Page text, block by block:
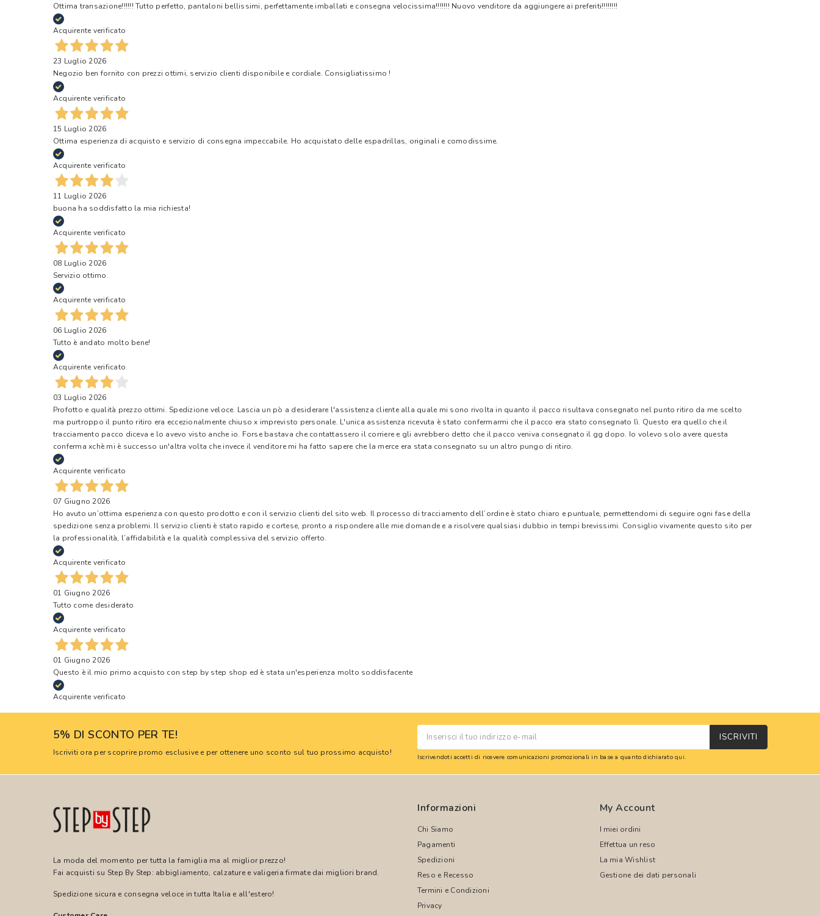
Ottima transazione!!!!!! Tutto perfetto, pantaloni bellissimi, perfettamente imballati e consegna velocissima!!!!!!! Nuovo venditore da aggiungere ai preferiti!!!!!!!!
Acquirente verificato
23 Luglio 2026
Negozio ben fornito con prezzi ottimi, servizio clienti disponibile e cordiale. Consigliatissimo !
Acquirente verificato
15 Luglio 2026
Ottima esperienza di acquisto e servizio di consegna impeccabile. Ho acquistato delle espadrillas, originali e comodissime.
Acquirente verificato
11 Luglio 2026
buona ha soddisfatto la mia richiesta!
Acquirente verificato
08 Luglio 2026
Servizio ottimo.
Acquirente verificato
06 Luglio 2026
Tutto è andato molto bene!
Acquirente verificato
03 Luglio 2026
Profotto e qualità prezzo ottimi. Spedizione veloce. Lascia un pò a desiderare l'assistenza cliente alla quale mi sono rivolta in quanto il pacco risultava consegnato nel punto ritiro da me scelto
ma purtroppo il punto ritiro era eccezionalmente chiuso x imprevisto personale. L'unica assistenza ricevuta è stato confermarmi che il pacco era stato consegnato lì. Questo era quello che il
tracciamento pacco diceva e lo avevo visto anche io. Forse bastava che contattassero il corriere e gli avrebbero detto che il pacco veniva consegnato il gg dopo. Io volevo solo avere questa
conferma xchè mi è successo un'altra volta che invece il venditore mi ha fatto sapere che la merce era stata consegnato su un altro pungo di ritiro.
Acquirente verificato
07 Giugno 2026
Ho avuto un’ottima esperienza con questo prodotto e con il servizio clienti del sito web. Il processo di tracciamento dell’ordine è stato chiaro e puntuale, permettendomi di seguire ogni fase della
spedizione senza problemi. Il servizio clienti è stato rapido e cortese, pronto a rispondere alle mie domande e a risolvere qualsiasi dubbio in tempi brevissimi. Consiglio vivamente questo sito per
la professionalità, l’affidabilità e la qualità complessiva del servizio offerto.
Acquirente verificato
01 Giugno 2026
Tutto come desiderato
Acquirente verificato
01 Giugno 2026
Questo è il mio primo acquisto con step by step shop ed è stata un'esperienza molto soddisfacente
Acquirente verificato
5% DI SCONTO PER TE!
Iscriviti ora per scoprire promo esclusive e per ottenere uno sconto sul tuo prossimo acquisto!
ISCRIVITI
Iscrivendoti accetti di ricevere comunicazioni promozionali in base a quanto dichiaratoqui.
La moda del momento per tutta la famiglia ma al miglior prezzo!
Fai acquisti su Step By Step: abbigliamento, calzature e valigeria firmate dai migliori brand.
Spedizione sicura e consegna veloce in tutta Italia e all'estero!
Informazioni
Chi Siamo
Pagamenti
Spedizioni
Reso e Recesso
Termini e Condizioni
Privacy
My Account
I miei ordini
Effettua un reso
La mia Wishlist
Gestione dei dati personali